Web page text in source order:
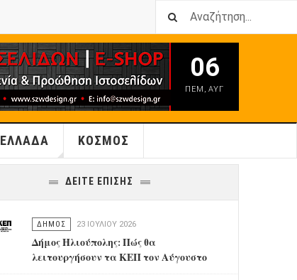
06
ΠΕΜ ,ΑΥΓ
ΕΛΛΑΔΑ ΚΟΣΜΟΣ
ΔΕΙΤΕ ΕΠΙΣΗΣ
ΔΗΜΟΣ 23 ΙΟΥΛΊΟΥ 2026
Δήμος Ηλιούπολης: Πώς θα
λειτουργήσουν τα ΚΕΠ τον Αύγουστο